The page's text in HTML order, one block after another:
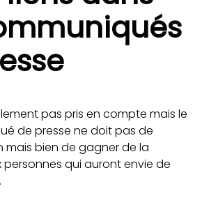
pas pris en compte mais le
de presse ne doit pas de
mais bien de gagner de la
personnes qui auront envie de